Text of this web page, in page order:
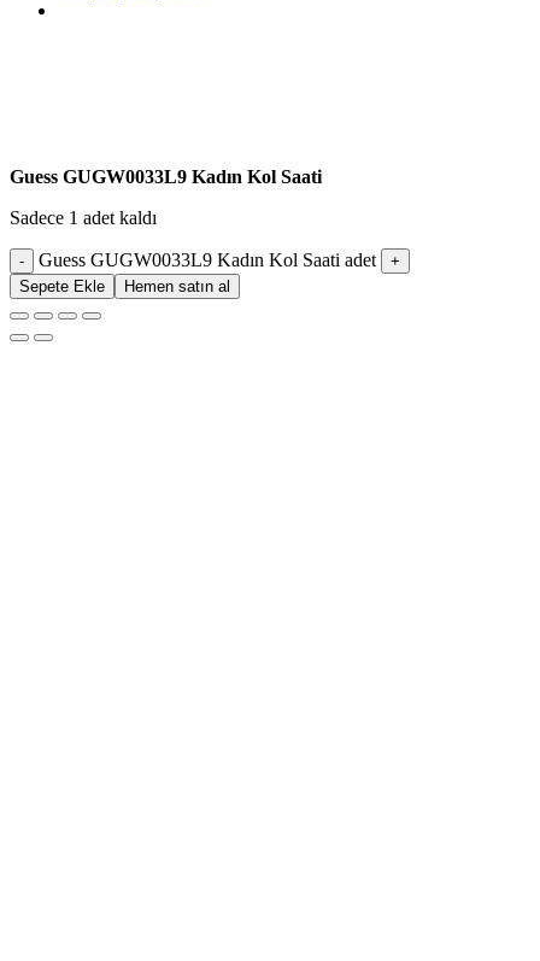
Guess GUGW0033L9 Kadın Kol Saati
Sadece 1 adet kaldı
Guess GUGW0033L9 Kadın Kol Saati adet
Sepete Ekle Hemen satın al